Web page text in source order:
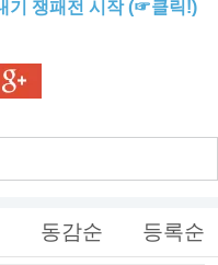
기 쟁패전 시작 (☞클릭!)
동감순 등록순